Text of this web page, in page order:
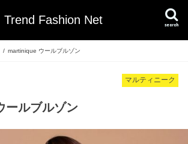
Trend Fashion Net search
martinique ウールブルゾン
マルティニーク
ルブルゾン